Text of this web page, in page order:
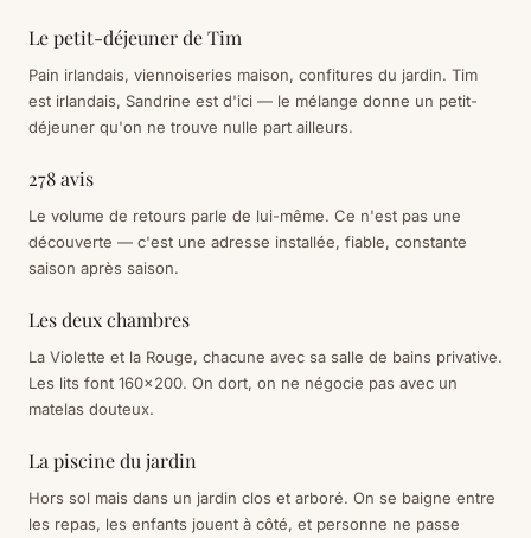
Le petit-déjeuner de Tim
Pain irlandais, viennoiseries maison, confitures du jardin. Tim
est irlandais, Sandrine est d'ici — le mélange donne un petit-
déjeuner qu'on ne trouve nulle part ailleurs.
278 avis
Le volume de retours parle de lui-même. Ce n'est pas une
découverte — c'est une adresse installée, fiable, constante
saison après saison.
Les deux chambres
La Violette et la Rouge, chacune avec sa salle de bains privative.
Les lits font 160×200. On dort, on ne négocie pas avec un
matelas douteux.
La piscine du jardin
Hors sol mais dans un jardin clos et arboré. On se baigne entre
les repas, les enfants jouent à côté, et personne ne passe